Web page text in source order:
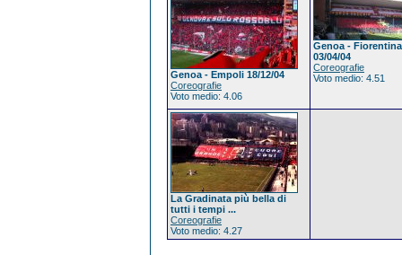
Genoa - Empoli 18/12/04
Coreografie
Voto medio: 4.06
Genoa - Fiorentina
03/04/04
Coreografie
Voto medio: 4.51
La Gradinata più bella di
tutti i tempi ...
Coreografie
Voto medio: 4.27